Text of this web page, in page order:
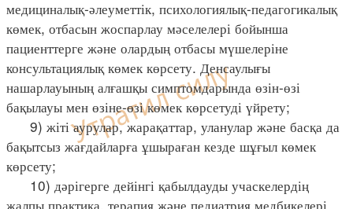
медициналық-әлеуметтік, психологиялық-педагогикалық
көмек, отбасын жоспарлау мәселелері бойынша
пациенттерге және олардың отбасы мүшелеріне
консультациялық көмек көрсету. Денсаулығы
нашарлауының алғашқы симптомдарында өзін-өзі
бақылауы мен өзіне-өзі көмек көрсетуді үйрету;
9) жіті аурулар, жарақаттар, уланулар және басқа да
бақытсыз жағдайларға ұшыраған кезде шұғыл көмек
көрсету;
10) дәрігерге дейінгі қабылдауды учаскелердің
жалпы практика, терапия және педиатрия медбикелері